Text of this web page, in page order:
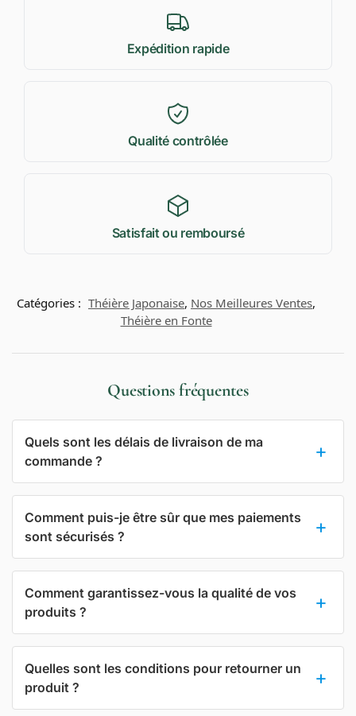
Expédition rapide
Qualité contrôlée
Satisfait ou remboursé
Catégories : Théière Japonaise, Nos Meilleures Ventes,
Théière en Fonte
Questions fréquentes
Quels sont les délais de livraison de ma
commande ?
Comment puis-je être sûr que mes paiements
sont sécurisés ?
Comment garantissez-vous la qualité de vos
produits ?
Quelles sont les conditions pour retourner un
produit ?